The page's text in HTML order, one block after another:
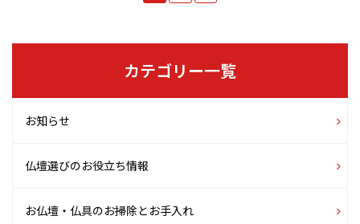
カテゴリー一覧
お知らせ
仏壇選びのお役立ち情報
お仏壇・仏具のお掃除とお手入れ